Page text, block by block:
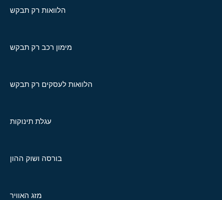
הלוואות רק תבקש
מימון רכב רק תבקש
הלוואות לעסקים רק תבקש
עגלת תינוקות
בורסה ושוק ההון
מזג האוויר